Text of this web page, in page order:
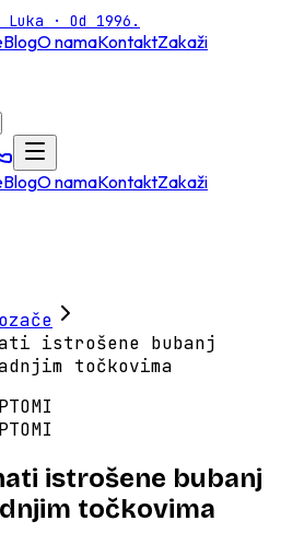
Luka · Od 1996.
BlogO namaKontaktZakaži
BlogO namaKontaktZakaži
istrošene bubanj
točkovima
istrošene bubanj
točkovima